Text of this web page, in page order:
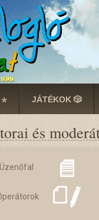
JÁTÉKOK 🎲
és
Üzenőfal